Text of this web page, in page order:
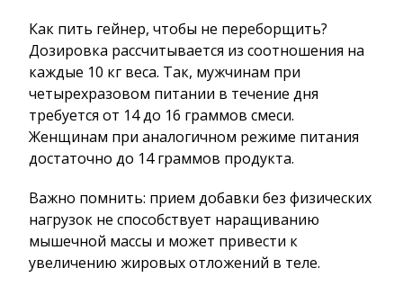
Как пить гейнер, чтобы не переборщить?
Дозировка рассчитывается из соотношения на
каждые 10 кг веса. Так, мужчинам при
четырехразовом питании в течение дня
требуется от 14 до 16 граммов смеси.
Женщинам при аналогичном режиме питания
достаточно до 14 граммов продукта.
Важно помнить: прием добавки без физических
нагрузок не способствует наращиванию
мышечной массы и может привести к
увеличению жировых отложений в теле.